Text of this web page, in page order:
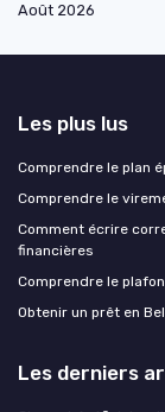
Août 2026
Les plus lus
Comprendre le plan
Comprendre le
Comment écrire
financières
Comprendre le
Obtenir un prêt en
Les derniers